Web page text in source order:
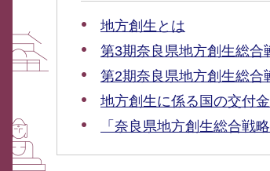
地方創生とは
第3期奈良県地方創生総合
第2期奈良県地方創生総合
地方創生に係る国の交付
「奈良県地方創生総合戦